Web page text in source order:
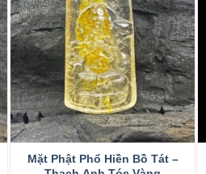
Mặt Phật Phổ Hiền Bồ Tát –